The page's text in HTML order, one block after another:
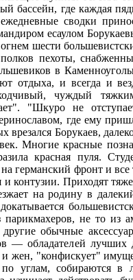
бассейн, где каждая
сводки
есаулом
шести
пехоты,
в
отдыха, и всегда и
чуждый
"Шкуро не
где ему
Борукаев,
Многие красные
красная пуля.
германский фронт и
контузии. Приходят
на родину в
парикмахеров, не то из
обычные
— обладателей лучших
и жен, "конфискует"
углам, собираются в